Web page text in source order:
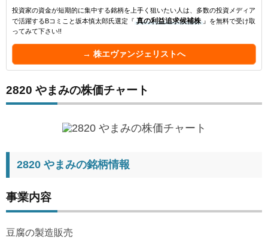
投資家の資金が短期的に集中する銘柄を上手く狙いたい人は、多数の投資メディア
で活躍するBコミこと坂本慎太郎氏選定『 真の利益追求候補株 』を無料で受け取
ってみて下さい!!
→ 株エヴァンジェリストへ
2820 やまみの株価チャート
2820 やまみの銘柄情報
事業内容
豆腐の製造販売